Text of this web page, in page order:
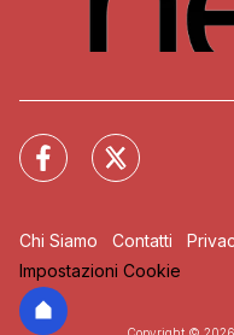
Chi Siamo Contatti
Impostazioni Cookie
Copyright © 2026